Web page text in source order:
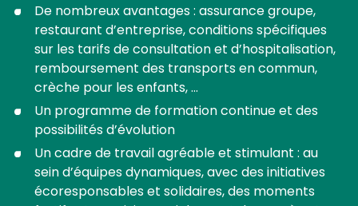
De nombreux avantages : assurance groupe,
restaurant d’entreprise, conditions spécifiques
sur les tarifs de consultation et d’hospitalisation,
remboursement des transports en commun,
crèche pour les enfants, ...
Un programme de formation continue et des
possibilités d’évolution
Un cadre de travail agréable et stimulant : au
sein d’équipes dynamiques, avec des initiatives
écoresponsables et solidaires, des moments